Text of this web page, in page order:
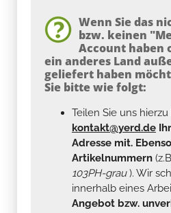
Wenn Sie das
bzw. keinen
Account haben
ein anderes Land
geliefert haben
Sie bitte wie folgt:
Teilen Sie uns
kontakt@yerd.de
Adresse mit.
Artikelnummern
103PH-grau). Wir
innerhalb eines
Angebot bzw.